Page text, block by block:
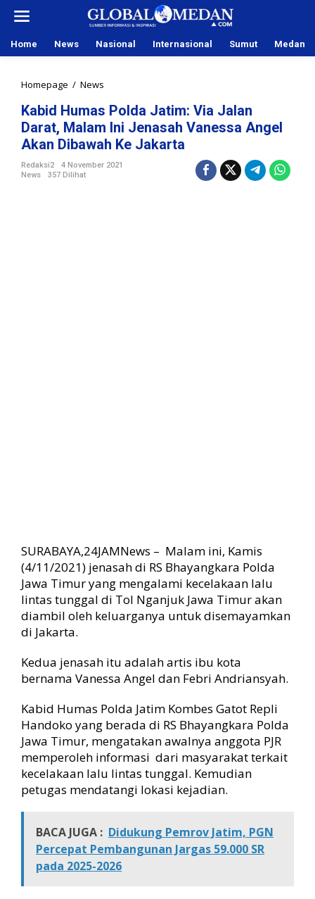
Home News Nasional Internasional Sumut Medan
Homepage / News
b
i
d
u
t
,
a
l
a
n
i
e
n
a
s
a
h
V
e
s
s
a
Kabid Humas Polda Jatim: Via Jalan
Darat, Malam Ini Jenasah Vanessa Angel
Akan Dibawah Ke Jakarta
Redaksi2
4 November 2021
News
357 Dilihat
SURABAYA,24JAMNews – Malam ini, Kamis
(4/11/2021) jenasah di RS Bhayangkara Polda
Jawa Timur yang mengalami kecelakaan lalu
lintas tunggal di Tol Nganjuk Jawa Timur akan
diambil oleh keluarganya untuk disemayamkan
di Jakarta.
Kedua jenasah itu adalah artis ibu kota
bernama Vanessa Angel dan Febri Andriansyah.
Kabid Humas Polda Jatim Kombes Gatot Repli
Handoko yang berada di RS Bhayangkara Polda
Jawa Timur, mengatakan awalnya anggota PJR
memperoleh informasi dari masyarakat terkait
kecelakaan lalu lintas tunggal. Kemudian
petugas mendatangi lokasi kejadian.
BACA JUGA : Didukung Pemrov Jatim, PGN
Percepat Pembangunan Jargas 59.000 SR
pada 2025-2026